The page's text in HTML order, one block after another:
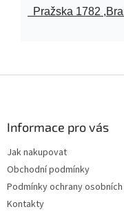
Pražska 1782
Informace pro vás
Jak nakupovat
Obchodní podmínky
Podmínky ochrany osobních
Kontakty